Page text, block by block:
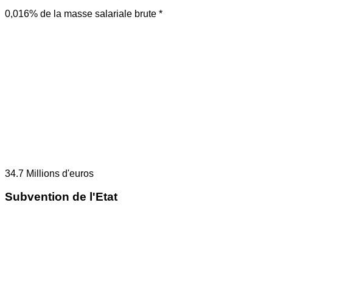
0,016% de la masse salariale brute *
34.7 Millions d'euros
Subvention de l'Etat